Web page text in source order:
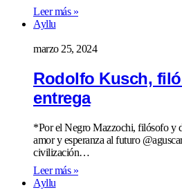
Leer más »
Ayllu
marzo 25, 2024
Rodolfo Kusch,
entrega
*Por el Negro Mazzochi, filósofo y
amor y esperanza al futuro
civilización…
Leer más »
Ayllu